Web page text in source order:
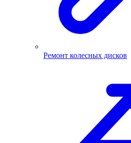
Ремонт колесных дисков